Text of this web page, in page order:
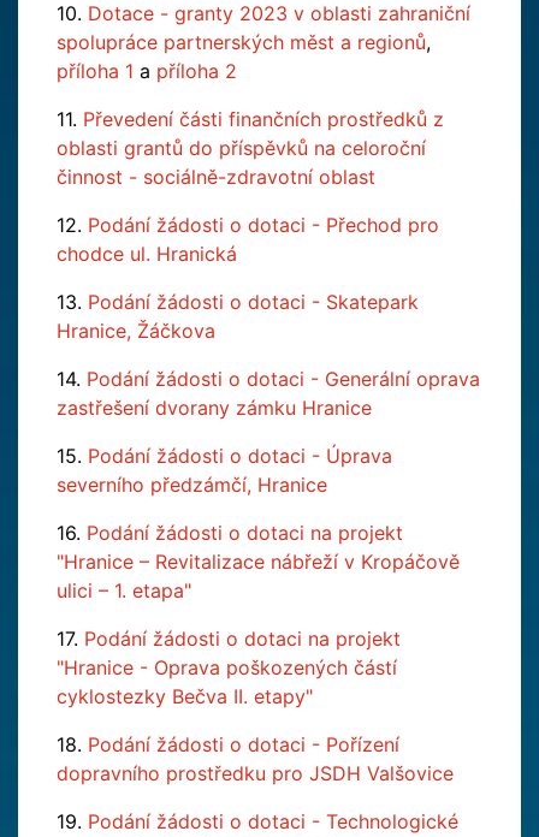
10. Dotace - granty 2023 v oblasti zahraniční
spolupráce partnerských měst a regionů,
příloha 1 a příloha 2
11. Převedení části finančních prostředků z
oblasti grantů do příspěvků na celoroční
činnost - sociálně-zdravotní oblast
12. Podání žádosti o dotaci - Přechod pro
chodce ul. Hranická
13. Podání žádosti o dotaci - Skatepark
Hranice, Žáčkova
14. Podání žádosti o dotaci - Generální oprava
zastřešení dvorany zámku Hranice
15. Podání žádosti o dotaci - Úprava
severního předzámčí, Hranice
16. Podání žádosti o dotaci na projekt
"Hranice – Revitalizace nábřeží v Kropáčově
ulici – 1. etapa"
17. Podání žádosti o dotaci na projekt
"Hranice - Oprava poškozených částí
cyklostezky Bečva II. etapy"
18. Podání žádosti o dotaci - Pořízení
dopravního prostředku pro JSDH Valšovice
19. Podání žádosti o dotaci - Technologické